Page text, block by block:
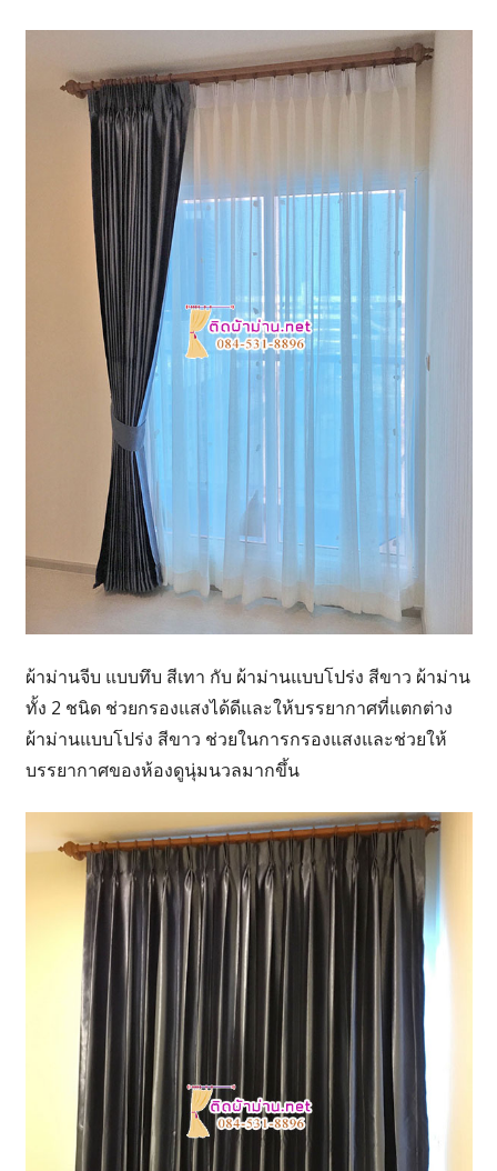
ผ้าม่านจีบ แบบทึบ สีเทา กับ ผ้าม่านแบบโปร่ง สีขาว ผ้าม่าน
ทั้ง 2 ชนิด ช่วยกรองแสงได้ดีและให้บรรยากาศที่แตกต่าง
ผ้าม่านแบบโปร่ง สีขาว ช่วยในการกรองแสงและช่วยให้
บรรยากาศของห้องดูนุ่มนวลมากขึ้น